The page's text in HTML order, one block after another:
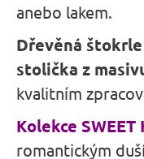
anebo lakem.
Dřevěná štokrle
stolička z
kvalitním
Kolekce SWEET
romantickým
D
o
p
o
u
č